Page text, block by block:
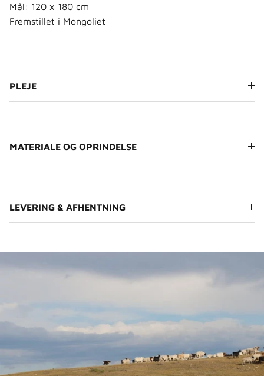
Mål: 120 x 180 cm
Fremstillet i Mongoliet
PLEJE
MATERIALE OG OPRINDELSE
LEVERING & AFHENTNING